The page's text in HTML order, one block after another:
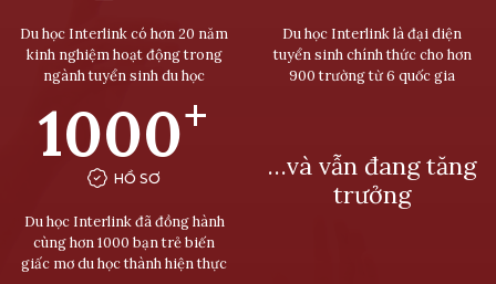
Du học Interlink có hơn 20 năm
kinh nghiệm hoạt động trong
ngành tuyển sinh du học
Du học Interlink là đại diện
tuyển sinh chính thức cho hơn
900 trường từ 6 quốc gia
1000+
HỒ SƠ
Du học Interlink đã đồng hành
cùng hơn 1000 bạn trẻ biến
giấc mơ du học thành hiện thực
…và vẫn đang tăng
trưởng